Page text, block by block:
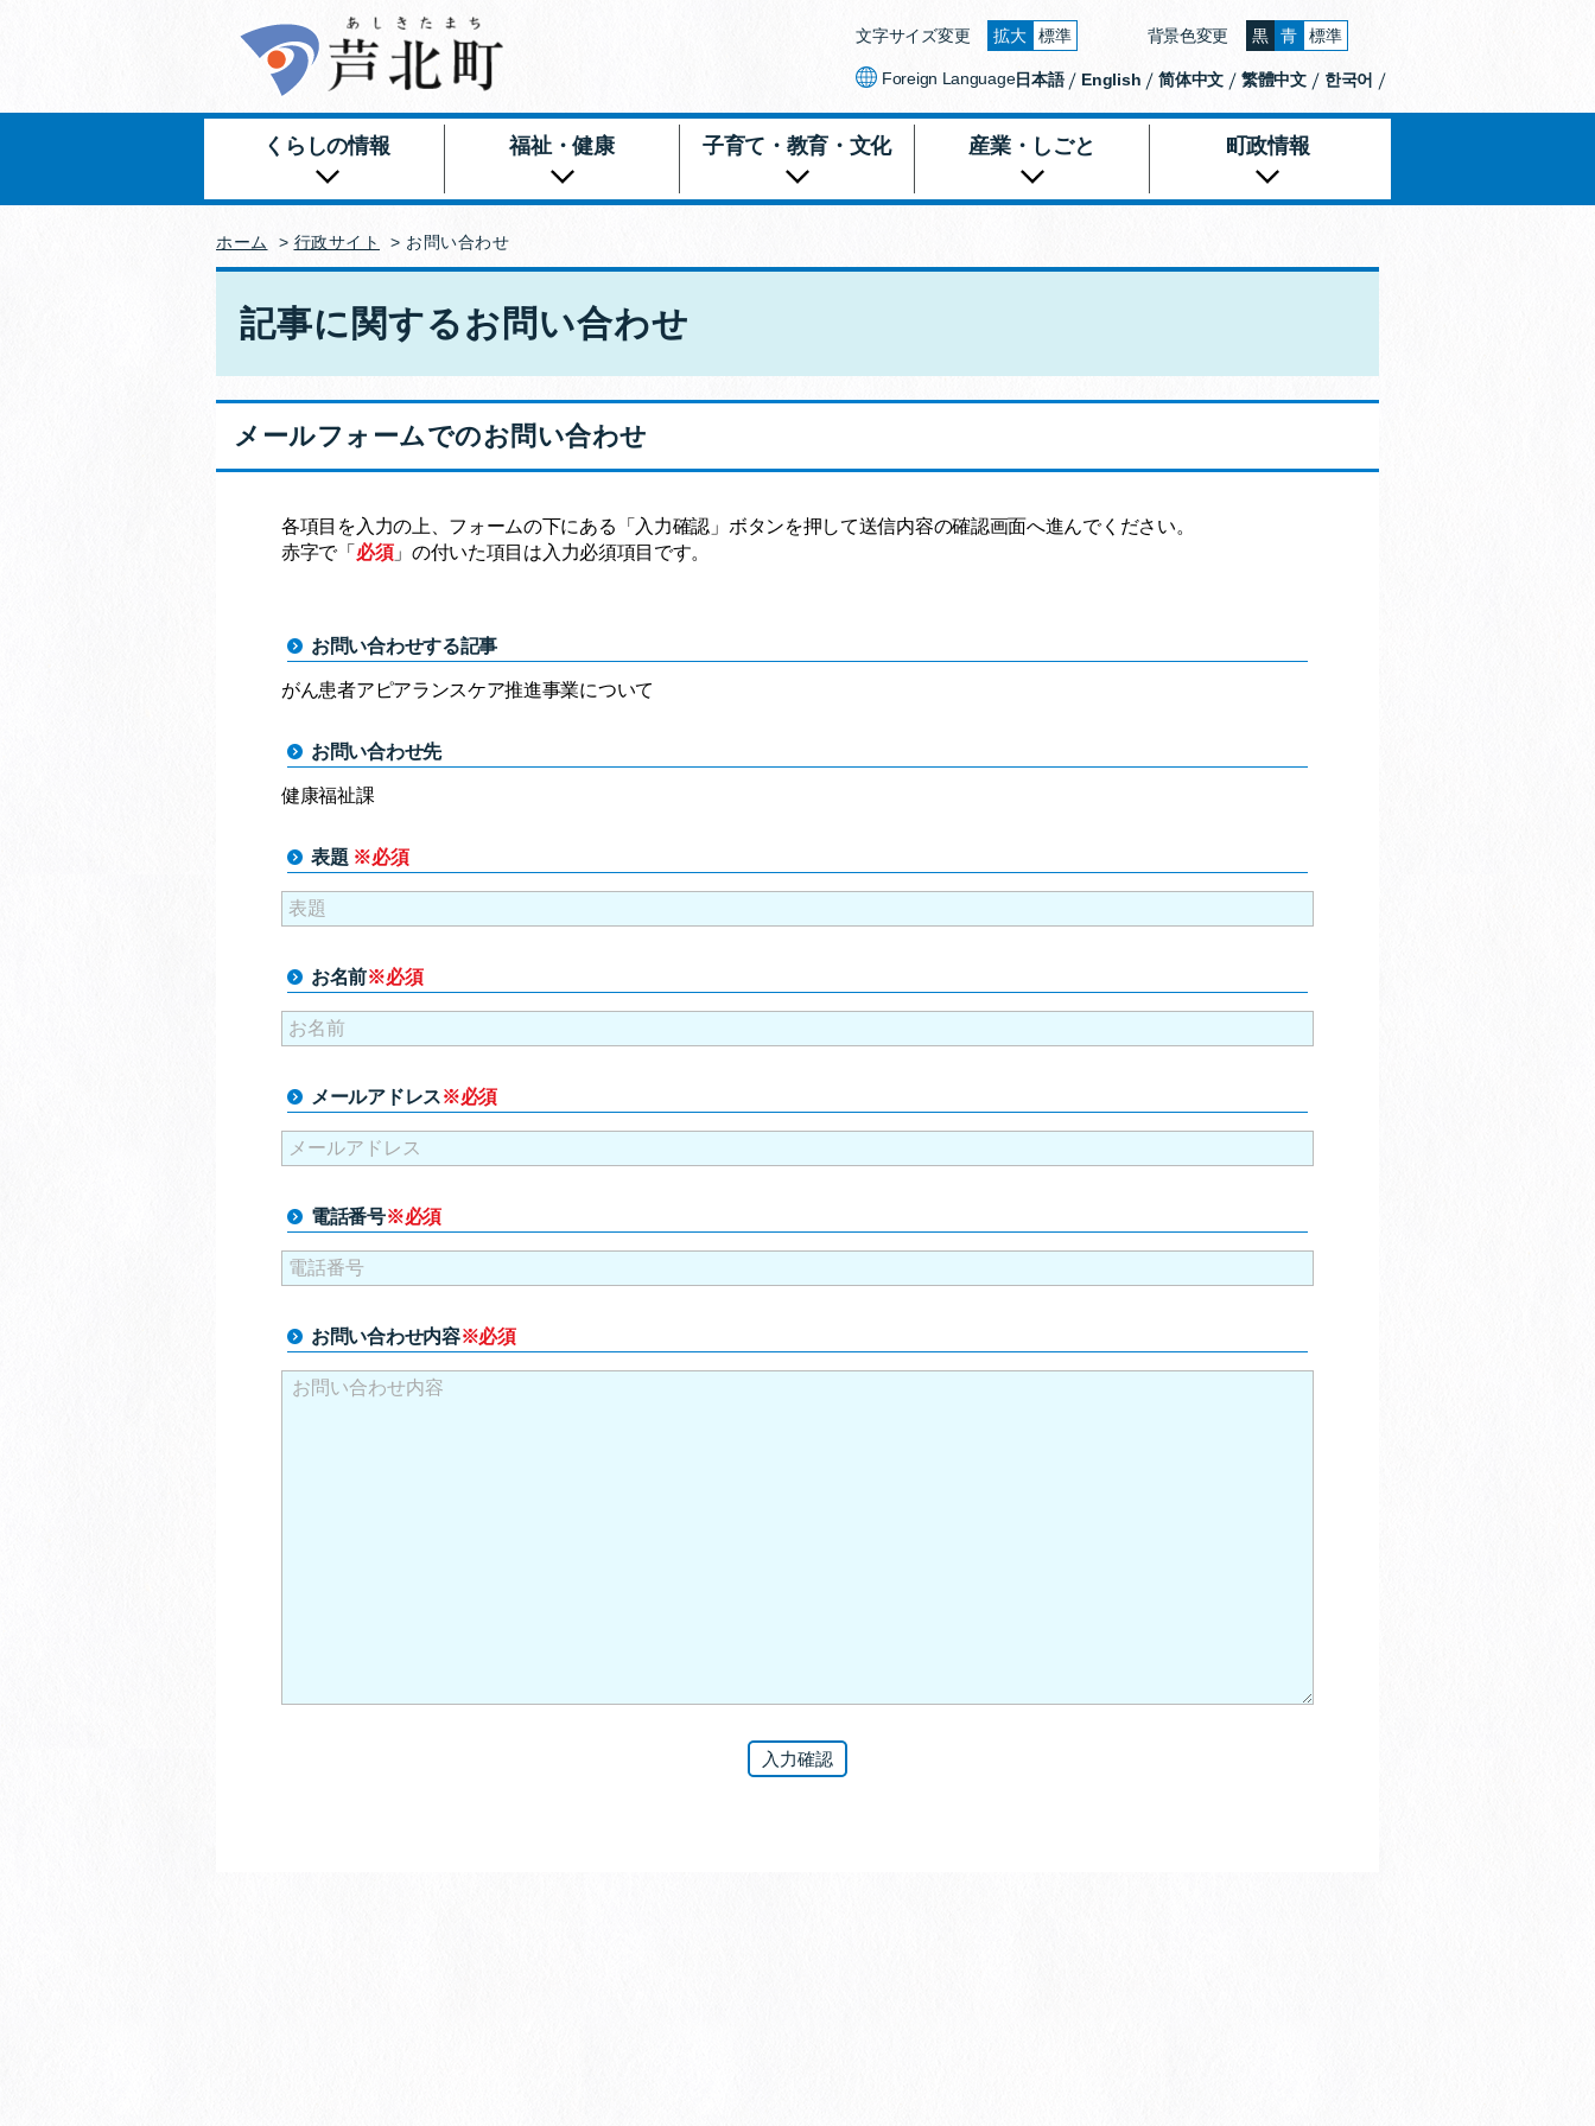
文字サイズ変更
拡大
文字を大きくする
標準
文字の大きさをもとの大きさに戻す
背景色変更
黒
背景色の変更：黒
青
背景色の変更：青
標準
背景色の変更：白
Foreign Language日本語 English 简体中文 繁體中文 한국어
くらしの情報 福祉・健康 子育て・教育・文化 産業・しごと 町政情報
ホーム > 行政サイト > お問い合わせ
記事に関するお問い合わせ
メールフォームでのお問い合わせ
各項目を入力の上、フォームの下にある「入力確認」ボタンを押して送信内容の確認画面へ進んでください。
赤字で「 必須」の付いた項目は入力必須項目です。
お問い合わせする記事
がん患者アピアランスケア推進事業について
お問い合わせ先
健康福祉課
表題 ※必須
お名前※必須
メールアドレス※必須
電話番号※必須
お問い合わせ内容※必須